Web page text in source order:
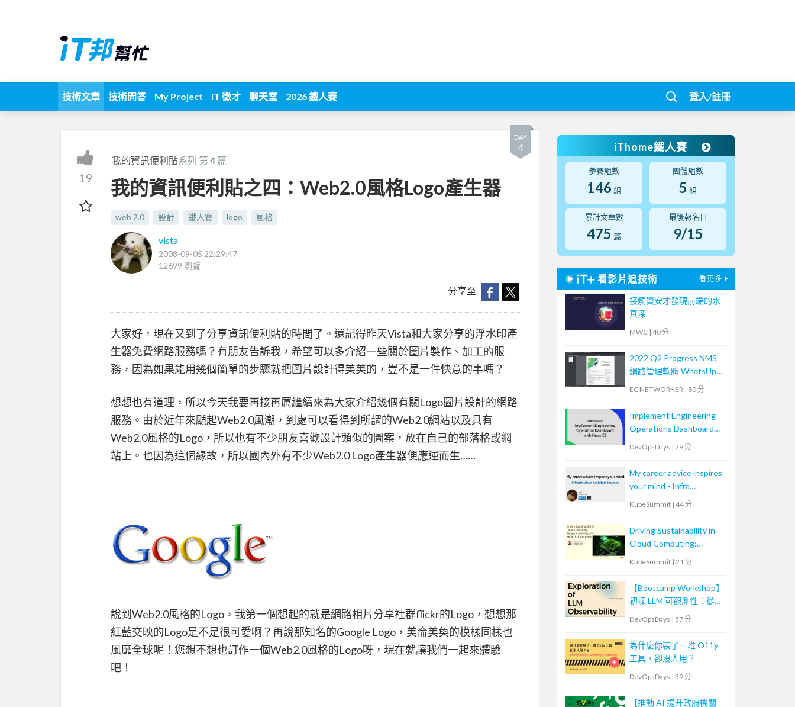
技術文章 技術問答 My Project iT 徵才 聊天室 2026 鐵人賽 登入/註冊
DAY
4
19
我的資訊便利貼系列 第4 篇
我的資訊便利貼之四：Web2.0風格Logo產生器
web 2.0 設計 鐵人賽 logo 風格
vista
2008-09-05 22:29:47
12699 瀏覽
分享至
大家好，現在又到了分享資訊便利貼的時間了。還記得昨天Vista和大家分享的浮水印產
生器免費網路服務嗎？有朋友告訴我，希望可以多介紹一些關於圖片製作、加工的服
務，因為如果能用幾個簡單的步驟就把圖片設計得美美的，豈不是一件快意的事嗎？
想想也有道理，所以今天我要再接再厲繼續來為大家介紹幾個有關Logo圖片設計的網路
服務。由於近年來颳起Web2.0風潮，到處可以看得到所謂的Web2.0網站以及具有
Web2.0風格的Logo，所以也有不少朋友喜歡設計類似的圖案，放在自己的部落格或網
站上。也因為這個緣故，所以國內外有不少Web2.0 Logo產生器便應運而生……
說到Web2.0風格的Logo，我第一個想起的就是網路相片分享社群flickr的Logo，想想那
紅藍交映的Logo是不是很可愛啊？再說那知名的Google Logo，美侖美奐的模樣同樣也
風靡全球呢！您想不想也訂作一個Web2.0風格的Logo呀，現在就讓我們一起來體驗
吧！
iThome鐵人賽
參賽組數
146 組
團體組數
5 組
累計文章數
475 篇
最後報名日
9/15
看影片追技術 看更多
接觸資安才發現前端的水
真深
MWC | 40 分
2022 Q2 Progress NMS
網路管理軟體 WhatsUp
Gold 新版功能培訓課程
EC NETWORKER | 80 分
Implement Engineering
Operations Dashboard
DevOpsDays | 29 分
My career advice inspires
your mind - Infra
KubeSummit | 44 分
Driving Sustainability in
Cloud Computing:
Energy Monitoring with
KubeSummit | 21 分
【Bootcamp Workshop】
初探 LLM 可觀測性：從概
DevOpsDays | 57 分
為什麼你裝了一堆 O11y
工具，卻沒人用？
DevOpsDays | 39 分
【推動 AI 提升政府機關